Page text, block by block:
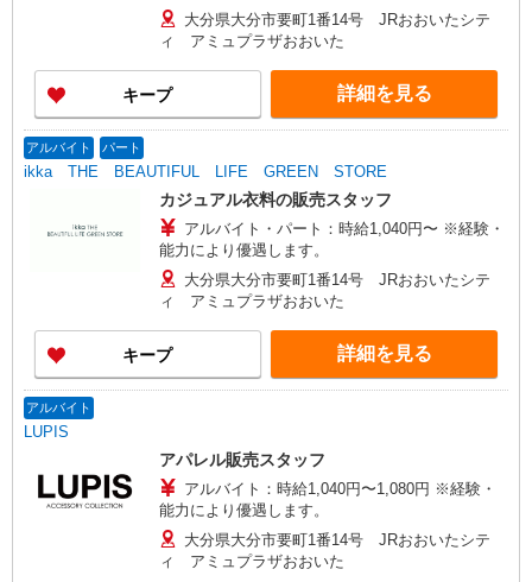
大分県大分市要町1番14号 JRおおいたシテ
ィ アミュプラザおおいた
キープ 詳細を見る
アルバイト パート
ikka THE BEAUTIFUL LIFE GREEN STORE
カジュアル衣料の販売スタッフ
アルバイト・パート：時給1,040円〜 ※経験・
能力により優遇します。
大分県大分市要町1番14号 JRおおいたシテ
ィ アミュプラザおおいた
キープ 詳細を見る
アルバイト
LUPIS
アパレル販売スタッフ
アルバイト：時給1,040円〜1,080円 ※経験・
能力により優遇します。
大分県大分市要町1番14号 JRおおいたシテ
ィ アミュプラザおおいた